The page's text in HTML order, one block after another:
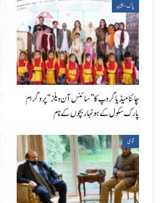
پاک-چین
چائنا میڈیا گروپ کا ”سائنس آن ویلز“ پروگرام
پارک سکول کے ہونہار بچوں کے نام
قومی